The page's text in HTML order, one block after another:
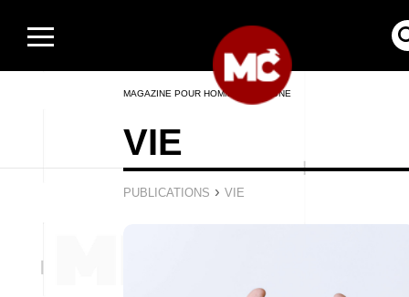
MAGAZINE POUR HOMMES EN LIGNE
VIE
PUBLICATIONS › VIE